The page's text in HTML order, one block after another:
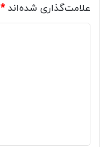
علامت‌گذاری شده‌اند*